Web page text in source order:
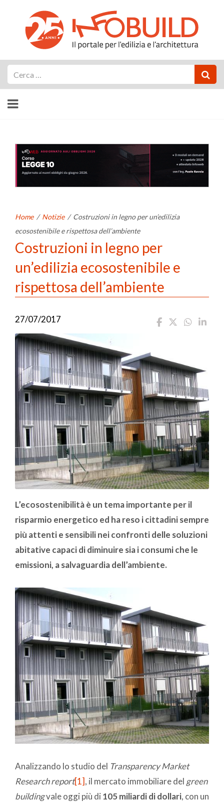
Home / Notizie / Costruzioni in legno per un’edilizia
ecosostenibile e rispettosa dell’ambiente
Costruzioni in legno per
un’edilizia ecosostenibile e
rispettosa dell’ambiente
27/07/2017
L’ecosostenibilità è un tema importante per il
risparmio energetico ed ha reso i cittadini sempre
più attenti e sensibili nei confronti delle soluzioni
abitative capaci di diminuire sia i consumi che le
emissioni, a salvaguardia dell’ambiente.
Analizzando lo studio del Transparency Market
Research report[1], il mercato immobiliare del green
buildingvale oggi più di 105 miliardi di dollari, con un